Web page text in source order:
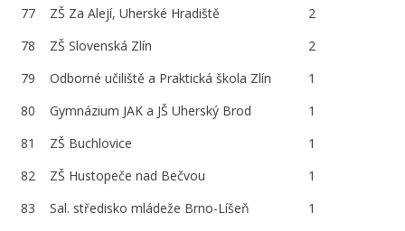
77
ZŠ Za Alejí, Uherské Hradiště
2
78
ZŠ Slovenská Zlín
2
79
Odborné učiliště a Praktická škola Zlín
1
80
Gymnázium JAK a JŠ Uherský Brod
1
81
ZŠ Buchlovice
1
82
ZŠ Hustopeče nad Bečvou
1
83
Sal. středisko mládeže Brno-Líšeň
1